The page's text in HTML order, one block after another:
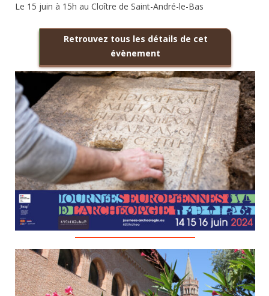
Le 15 juin à 15h au Cloître de Saint-André-le-Bas
Retrouvez tous les détails de cet
évènement